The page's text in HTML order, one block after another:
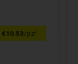
€10.53/pz!